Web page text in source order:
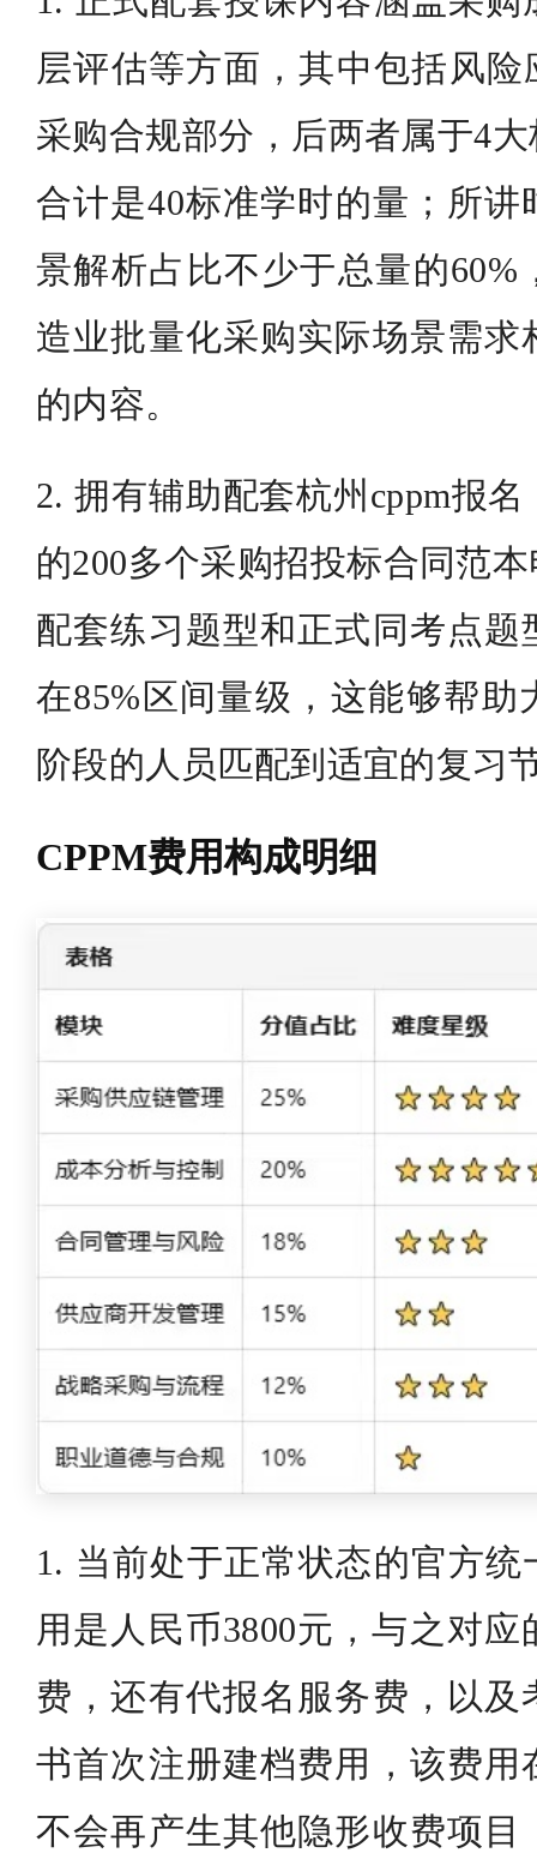
层评估等方面，其中包括风险
采购合规部分，后两者属于4
合计是40标准学时的量；所
景解析占比不少于总量的60%
造业批量化采购实际场景需求
的内容。
2. 拥有辅助配套杭州cppm报
的200多个采购招投标合同范
配套练习题型和正式同考点题
在85%区间量级，这能够帮助
阶段的人员匹配到适宜的复习
CPPM费用构成明细
1. 当前处于正常状态的官方
用是人民币3800元，与之对
费，还有代报名服务费，以及
书首次注册建档费用，该费用
不会再产生其他隐形收费项目